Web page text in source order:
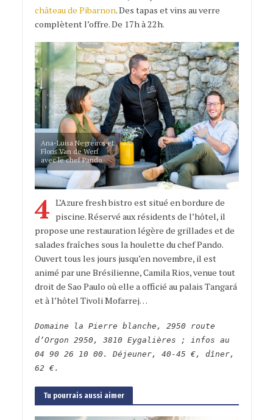
château de Pibarnon. Des tapas et vins au verre
complètent l’offre. De 17h à 22h.
Ana-Luisa Negreiros et
Floris Van de Werf
avec le chef Pando
4 L’Azure fresh bistro est situé en bordure de
piscine. Réservé aux résidents de l’hôtel, il
propose une restauration légère de grillades et de
salades fraîches sous la houlette du chef Pando.
Ouvert tous les jours jusqu’en novembre, il est
animé par une Brésilienne, Camila Rios, venue tout
droit de Sao Paulo où elle a officié au palais Tangará
et à l’hôtel Tivoli Mofarrej…
Domaine la Pierre blanche, 2950 route
d’Orgon 2950, 3810 Eygalières ; infos au
04 90 26 10 00. Déjeuner, 40-45 €, dîner,
62 €.
Tu pourrais aussi aimer